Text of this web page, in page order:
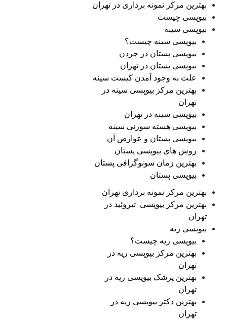
بهترین مرکز نمونه برداری در تهران
بیوپسی چیست
بیوپسی سینه
بیوپسی سینه چیست؟
بیوپسی پستان در جردن
بیوپسی پستان در تهران
علت به وجود آمدن کیست سینه
بهترین مرکز بیوپسی سینه در
تهران
بیوپسی سینه در تهران
بیوپسی هسته سوزنی سینه
بیوپسی پستان و عوارض آن
روش های بیوپسی پستان
بهترین زمان سونوگرافی پستان
بیوپسی پستان
بهترین مرکز نمونه برداری تهران
بهترین مرکز بیوپسی تیروئید در
تهران
بیوپسی ریه
بیوپسی ریه چیست؟
بهترین مرکز بیوپسی ریه در
تهران
بهترین پرشک بیوپسی ریه در
تهران
بهترین دکتر بیوپسی ریه در
تهران